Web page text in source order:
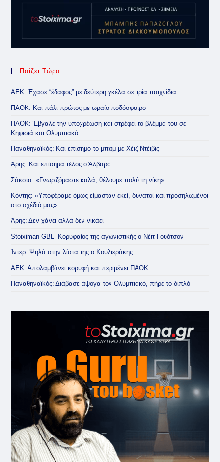
Παίζει Τώρα ..
ΑΕΚ: Έχασε “έδαφος” με δεύτερη γκέλα σε τρία παιχνίδια
ΠΑΟΚ: Και πάλι πρώτος με ωραίο ποδόσφαιρο
ΠΑΟΚ: Έβγαλε την υποχρέωση και στρέφει το βλέμμα του σε
Κηφισιά και Ολυμπιακό
Παναθηναϊκός: Και επίσημο το μπαμ με Χέιζ Ντέιβις
Άρης: Και επίσημα τέλος ο Άλβαρο
Σάκοτα: «Γνωριζόμαστε καλά, θέλουμε πολύ τη νίκη»
Κόντης: «Υποφέραμε όμως είμασταν εκεί, δυνατοί και προσηλωμένοι
στο σχέδιό μας»
Άρης: Δεν χάνει αλλά δεν νικάει
Stoiximan GBL: Κορυφαίος της αγωνιστικής ο Νέιτ Γουότσον
Ίντερ: Ψηλά στην λίστα της ο Κουλιεράκης
ΑΕΚ: Απολαμβάνει κορυφή και περιμένει ΠΑΟΚ
Παναθηναϊκός: Διάβασε άψογα τον Ολυμπιακό, πήρε το διπλό